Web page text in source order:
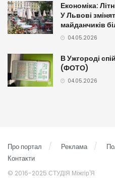
Економіка:
У Львові
майданчиків
04.05.2026
В Ужгороді
(ФОТО)
04.05.2026
Про портал Реклама
Контакти
© 2016-2025 СТУДІЯ Міжгір'Я